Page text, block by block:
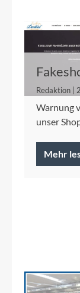
Redaktion |
Warnung
unser
Mehr